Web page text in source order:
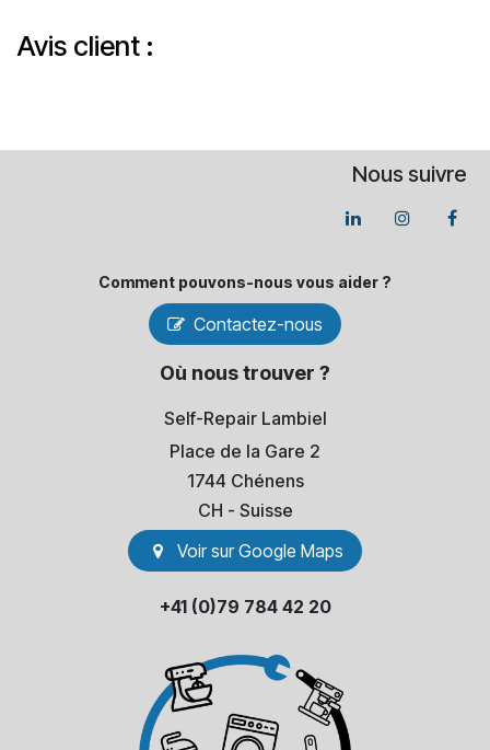
Avis client :
Nous suivre
Comment pouvons-​nous vous aider ?
Contactez-nous
Où nous trouver ?
Self-Repair Lambiel
Place de la Gare 2
1744 Chénens
​CH - Suisse
Voir sur Go​​ogle Maps
+41 (0)79 784 42 20